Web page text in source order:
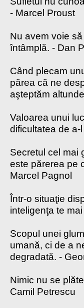
- Marcel Proust
Nu avem voie
întâmplă. - Dan
Când plecam
părea că ne
aşteptăm
Valoarea unui
dificultatea de
Secretul cel mai
este părerea pe
Marcel Pagnol
Într-o situaţie
inteligenţa te
Scopul unei
umană, ci de a
degradată. -
Nimic nu se
Camil Petrescu